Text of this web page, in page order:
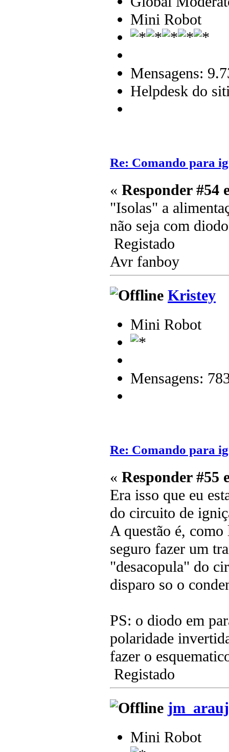
Mini Robot
Mensagens:
Helpdesk do
Re: Comando para
« Responder #54
"Isolas" a
não seja com
Registado
Avr fanboy
Kristey
Mini Robot
Mensagens:
Re: Comando para
« Responder #55
Era isso que eu
do circuito de
A questão é, como
seguro fazer um
"desacopula" do
disparo so o
PS: o diodo em
polaridade
fazer o
Registado
Mini Robot